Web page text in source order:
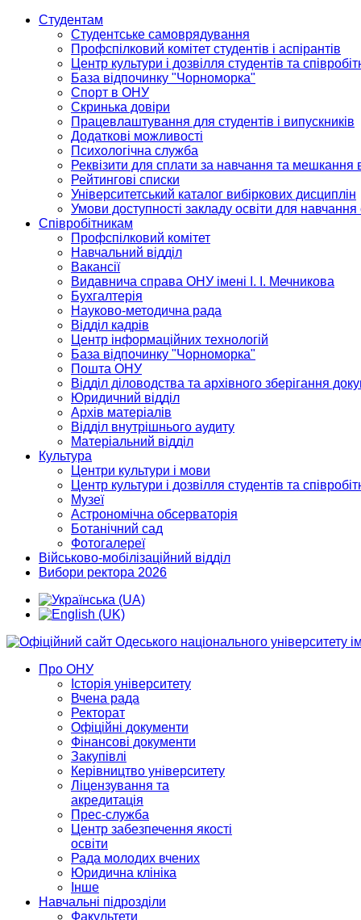
Студентам
Студентське самоврядування
Профспілковий комітет студентів і аспірантів
Центр культури і дозвілля студентів та
База відпочинку "Чорноморка"
Спорт в ОНУ
Скринька довіри
Працевлаштування для студентів і випускників
Додаткові можливості
Психологічна служба
Реквізити для сплати за навчання та мешкання
Рейтингові списки
Університетський каталог вибіркових дисциплін
Умови доступності закладу освіти для
Співробітникам
Профспілковий комітет
Навчальний відділ
Вакансії
Видавнича справа ОНУ імені І. І. Мечникова
Бухгалтерія
Науково-методична рада
Відділ кадрів
Центр інформаційних технологій
База відпочинку "Чорноморка"
Пошта ОНУ
Відділ діловодства та архівного зберігання
Юридичний відділ
Архів матеріалів
Відділ внутрішнього аудиту
Матеріальний відділ
Культура
Центри культури і мови
Центр культури і дозвілля студентів та
Музеї
Астрономічна обсерваторія
Ботанічний сад
Фотогалереї
Військово-мобілізаційний відділ
Вибори ректора 2026
Про ОНУ
Історія університету
Вчена рада
Ректорат
Офіційні документи
Фінансові документи
Закупівлі
Керівництво університету
Ліцензування та
акредитація
Прес-служба
Центр забезпечення якості
освіти
Рада молодих вчених
Юридична клініка
Інше
Навчальні підрозділи
Факультети